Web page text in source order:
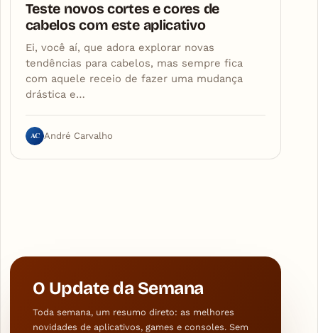
Teste novos cortes e cores de
cabelos com este aplicativo
Ei, você aí, que adora explorar novas
tendências para cabelos, mas sempre fica
com aquele receio de fazer uma mudança
drástica e…
AC André Carvalho
O Update da Semana
Toda semana, um resumo direto: as melhores
novidades de aplicativos, games e consoles. Sem